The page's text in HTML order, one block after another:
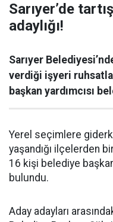
Sarıyer’de
adaylığı!
Sarıyer
verdiği işyeri
başkan yardımcısı
Yerel seçimlere
yaşandığı ilçelerden
16 kişi belediye
bulundu.
Aday adayları